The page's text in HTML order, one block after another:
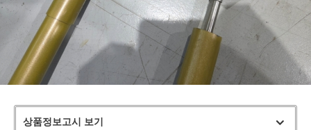
상품정보고시 보기